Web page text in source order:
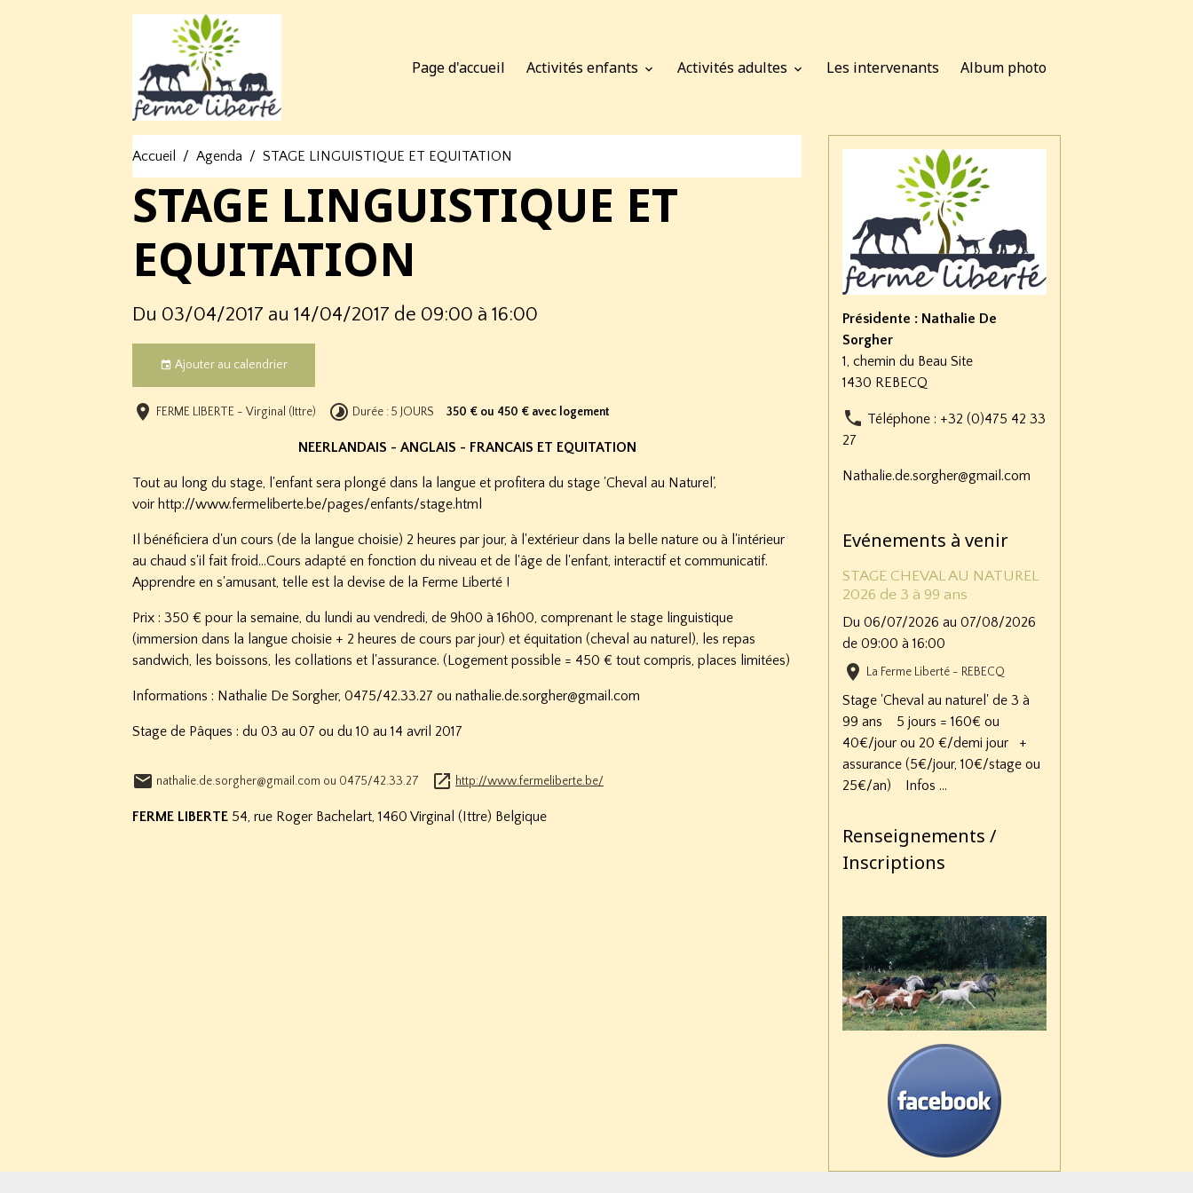
Page d'accueil Activités enfants Activités adultes Les intervenants Album photo
Accueil Agenda STAGE LINGUISTIQUE ET EQUITATION
STAGE LINGUISTIQUE ET
EQUITATION
Du 03/04/2017 au 14/04/2017 de 09:00 à 16:00
Ajouter au calendrier
FERME LIBERTE - Virginal (Ittre) Durée : 5 JOURS 350 € ou 450 € avec logement
NEERLANDAIS - ANGLAIS - FRANCAIS ET EQUITATION
Tout au long du stage, l'enfant sera plongé dans la langue et profitera du stage 'Cheval au Naturel',
voir http://www.fermeliberte.be/pages/enfants/stage.html
Il bénéficiera d'un cours (de la langue choisie) 2 heures par jour, à l'extérieur dans la belle nature ou à l'intérieur
au chaud s'il fait froid...Cours adapté en fonction du niveau et de l'âge de l'enfant, interactif et communicatif.
Apprendre en s'amusant, telle est la devise de la Ferme Liberté !
Prix : 350 € pour la semaine, du lundi au vendredi, de 9h00 à 16h00, comprenant le stage linguistique
(immersion dans la langue choisie + 2 heures de cours par jour) et équitation (cheval au naturel), les repas
sandwich, les boissons, les collations et l'assurance. (Logement possible = 450 € tout compris, places limitées)
Informations : Nathalie De Sorgher,0475/42.33.27 ou nathalie.de.sorgher@gmail.com
Stage de Pâques : du 03 au 07 ou du 10 au 14 avril 2017
nathalie.de.sorgher@gmail.com ou 0475/42.33.27 http://www.fermeliberte.be/
FERME LIBERTE 54, rue Roger Bachelart, 1460 Virginal (Ittre) Belgique
Présidente : Nathalie De
Sorgher
1, chemin du Beau Site
1430 REBECQ
Téléphone : +32 (0)475 42 33
27
Nathalie.de.sorgher@gmail.com
Evénements à venir
STAGE CHEVAL AU NATUREL
2026 de 3 à 99 ans
Du 06/07/2026 au 07/08/2026
de 09:00 à 16:00
La Ferme Liberté - REBECQ
Stage 'Cheval au naturel' de 3 à
99 ans 5 jours = 160€ ou
40€/jour ou 20 €/demi jour +
assurance (5€/jour, 10€/stage ou
25€/an) Infos ...
Renseignements /
Inscriptions